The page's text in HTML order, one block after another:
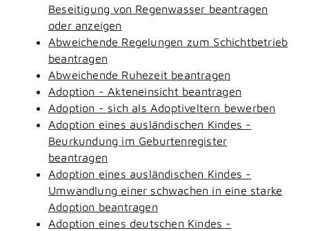
Beseitigung von Regenwasser beantragen
oder anzeigen
Abweichende Regelungen zum Schichtbetrieb
beantragen
Abweichende Ruhezeit beantragen
Adoption - Akteneinsicht beantragen
Adoption - sich als Adoptiveltern bewerben
Adoption eines ausländischen Kindes -
Beurkundung im Geburtenregister
beantragen
Adoption eines ausländischen Kindes -
Umwandlung einer schwachen in eine starke
Adoption beantragen
Adoption eines deutschen Kindes -